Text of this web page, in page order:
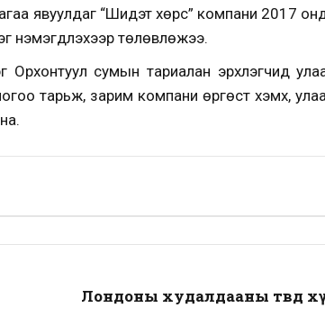
явуулдаг “Шидэт хөрс” компани 2017
төлөвлөжээ.
Орхонтуул сумын тариалан эрхлэгчид
тарьж, зарим компани өргөст хэмх,
Лондоны худалдааны төвд